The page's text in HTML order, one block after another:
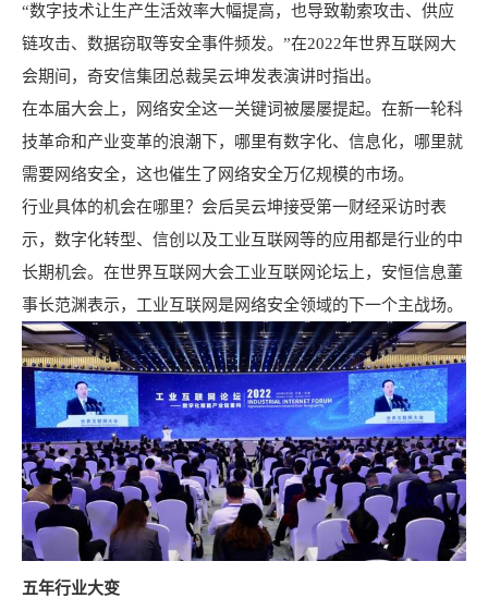
“数字技术让生产生活效率大幅提高，也导致勒索攻击、 供应
链攻击、数据窃取等安全事件频发。”在2022年世界互联网大
会期间， 奇安信集团 总裁吴云坤发表演讲时指出。
在本届大会上，网络安全这一关键词被屡屡提起。在新一轮科
技革命和产业变革的浪潮下，哪里有数字化、信息化，哪里就
需要网络安全，这也催生了网络安全万亿规模的市场。
行业具体的机会在哪里？会后吴云坤接受第一财经采访时表
示， 数字化转型、信创以及工业互联网等的应用都是行业的中
长期机会。在世界互联网大会工业互联网论坛上，安恒信息董
事长范渊表示， 工业互联网是网络安全领域的下一个主战场。
五年行业大变